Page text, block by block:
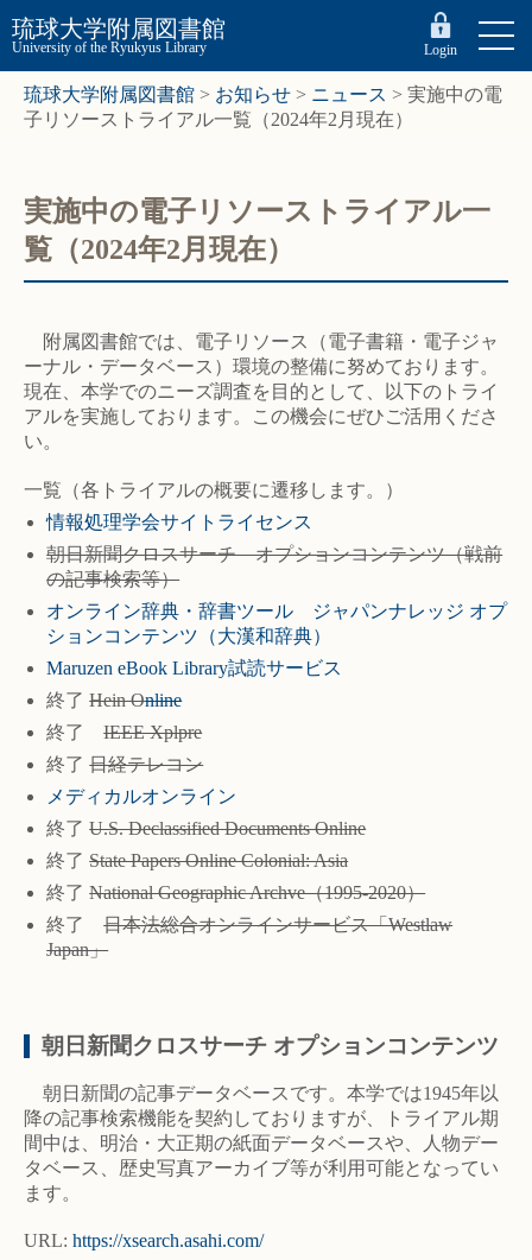
琉球大学附属図書館
University of the Ryukyus Library Login
琉球大学附属図書館 > お知らせ > ニュース > 実施中の電
子リソーストライアル一覧（2024年2月現在）
実施中の電子リソーストライアル一
覧（2024年2月現在）
附属図書館では、電子リソース（電子書籍・電子ジャ
ーナル・データベース）環境の整備に努めております。
現在、本学でのニーズ調査を目的として、以下のトライ
アルを実施しております。この機会にぜひご活用くださ
い。
一覧（各トライアルの概要に遷移します。）
情報処理学会サイトライセンス
朝日新聞クロスサーチ オプションコンテンツ（戦前
の記事検索等）
オンライン辞典・辞書ツール ジャパンナレッジ オプ
ションコンテンツ（大漢和辞典）
Maruzen eBook Library試読サービス
終了Hein Online
終了IEEE Xplpre
終了日経テレコン
メディカルオンライン
終了U.S. Declassified Documents Online
終了State Papers Online Colonial: Asia
終了National Geographic Archve（1995-2020）
終了日本法総合オンラインサービス「Westlaw
Japan」
朝日新聞クロスサーチ オプションコンテンツ
朝日新聞の記事データベースです。本学では1945年以
降の記事検索機能を契約しておりますが、トライアル期
間中は、明治・大正期の紙面データベースや、人物デー
タベース、歴史写真アーカイブ等が利用可能となってい
ます。
URL: https://xsearch.asahi.com/